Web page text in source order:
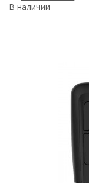
В наличии